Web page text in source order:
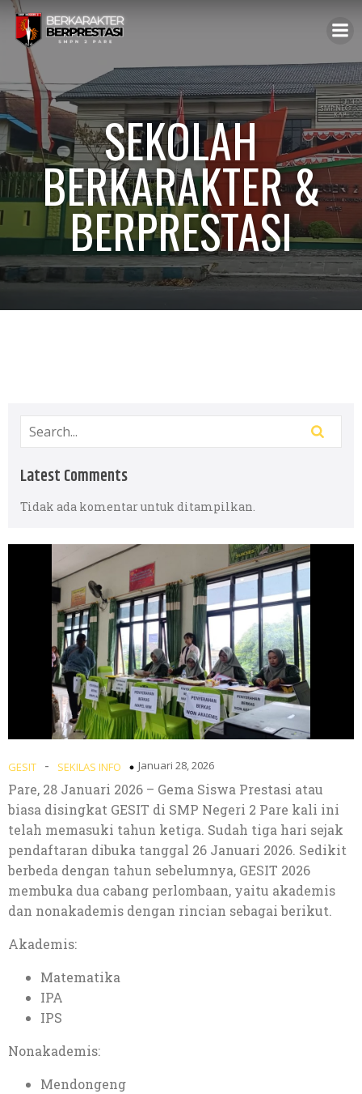
SEKOLAH
BERKARAKTER &
BERPRESTASI
Latest Comments
Tidak ada komentar untuk ditampilkan.
GESIT - SEKILAS INFO Januari 28, 2026
Pare, 28 Januari 2026 – Gema Siswa Prestasi atau
biasa disingkat GESIT di SMP Negeri 2 Pare kali ini
telah memasuki tahun ketiga. Sudah tiga hari sejak
pendaftaran dibuka tanggal 26 Januari 2026. Sedikit
berbeda dengan tahun sebelumnya, GESIT 2026
membuka dua cabang perlombaan, yaitu akademis
dan nonakademis dengan rincian sebagai berikut.
Akademis:
Matematika
IPA
IPS
Nonakademis:
Mendongeng